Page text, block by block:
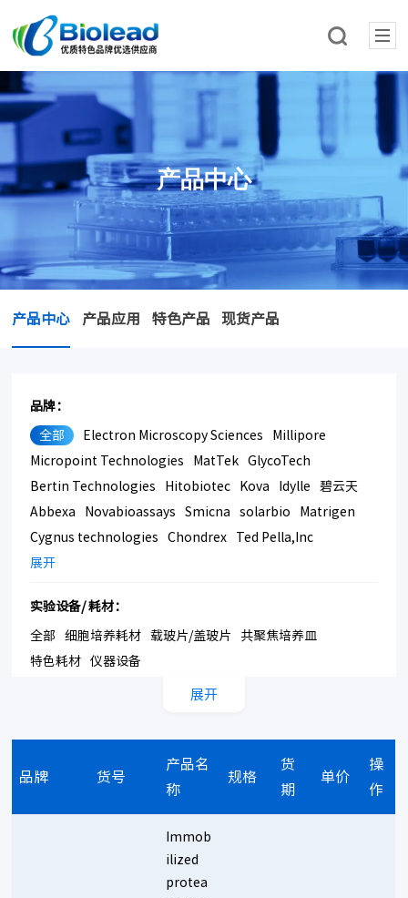
产品中心
产品中心 产品应用 特色产品 现货产品
品牌：
全部 Electron Microscopy Sciences
Millipore
Micropoint Technologies
MatTek
GlycoTech
Bertin Technologies
Hitobiotec Kova Idylle
碧云天
Abbexa
Novabioassays Smicna solarbio
Matrigen
Cygnus technologies
Chondrex
Ted Pella,Inc
Bmrsupply
展开
实验设备/ 耗材：
全部 细胞培养耗材 载玻片/盖玻片
共聚焦培养皿
特色耗材
仪器设备
展开
品牌 货号
产品名
称
规格
货
期
单价
操
作
Immob
ilized
protea